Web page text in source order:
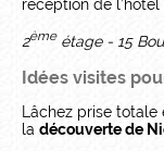
réception de
2èmeétage - 15
Idées visites
Lâchez prise
la découverte de